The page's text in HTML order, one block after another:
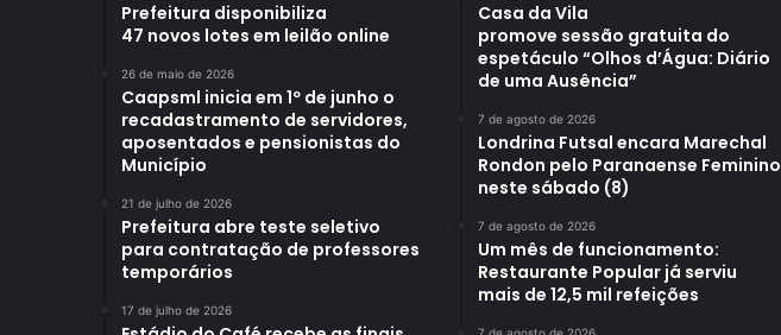
Prefeitura disponibiliza
47 novos lotes em leilão online
26 de maio de 2026
Caapsml inicia em 1º de junho o
recadastramento de servidores,
aposentados e pensionistas do
Município
21 de julho de 2026
Prefeitura abre teste seletivo
para contratação de professores
temporários
17 de julho de 2026
Casa da Vila
promove sessão gratuita do
espetáculo “Olhos d’Água: Diário
de uma Ausência”
7 de agosto de 2026
Londrina Futsal encara Marechal
Rondon pelo Paranaense Feminino
neste sábado (8)
7 de agosto de 2026
Um mês de funcionamento:
Restaurante Popular já serviu
mais de 12,5 mil refeições